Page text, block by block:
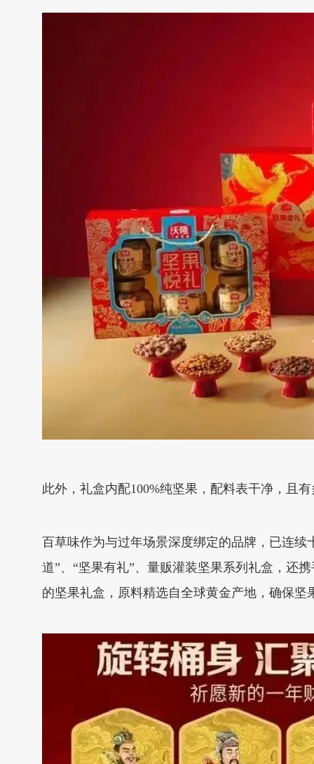
此外，礼盒内配100%纯坚果，配料表干净，且
百草味作为与过年场景深度绑定的品牌，已连
道”、“坚果有礼”、量贩灌装坚果系列礼盒，还
的坚果礼盒，原料精选自全球黄金产地，确保坚